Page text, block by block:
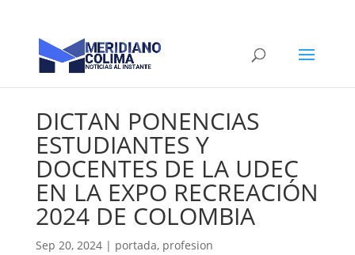
DICTAN PONENCIAS
ESTUDIANTES Y
DOCENTES DE LA UDEC
EN LA EXPO RECREACIÓN
2024 DE COLOMBIA
Sep 20, 2024| portada, profesion